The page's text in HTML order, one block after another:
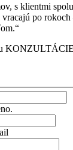
s klientmi
po